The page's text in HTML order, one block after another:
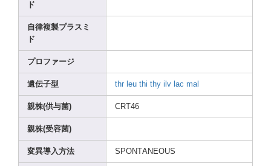
ド
自律複製プラスミ
ド
プロファージ
遺伝子型 thr leu thi thy ilv lac mal
親株(供与菌) CRT46
親株(受容菌)
変異導入方法 SPONT ANEOUS